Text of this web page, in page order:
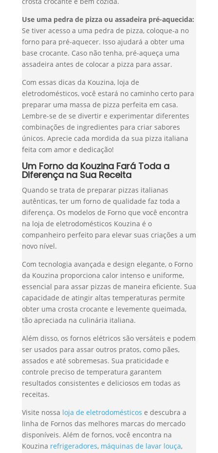
Use uma pedra de pizza ou assadeira pré-aquecida:
Se tiver acesso a uma pedra de pizza, coloque-a no
forno para pré-aquecer. Isso ajudará a obter uma
base crocante. Caso não tenha, pré-aqueça uma
assadeira antes de colocar a pizza para assar.
Com essas dicas da Kouzina, loja de
eletrodomésticos, você estará no caminho certo para
preparar uma massa de pizza perfeita em casa.
Lembre-se de se divertir e experimentar diferentes
combinações de ingredientes para criar sabores
únicos. Aprecie cada mordida da sua pizza italiana
feita com amor e dedicação!
Um Forno da Kouzina Fará Toda a
Diferença na Sua Receita
Quando se trata de preparar pizzas italianas
autênticas, ter um forno de qualidade faz toda a
diferença. Os modelos de Forno que você encontra
na loja de eletrodomésticos Kouzina é o
companheiro perfeito para elevar suas criações a um
novo nível.
Com tecnologia avançada e design elegante, o Forno
da Kouzina proporciona calor intenso e uniforme,
essencial para assar pizzas de maneira eficiente. Sua
capacidade de atingir altas temperaturas permite
obter uma crosta crocante e levemente queimada,
tão apreciada na culinária italiana.
Além disso, os fornos elétricos são versáteis e podem
ser usados para assar outros pratos, como pães,
assados e até sobremesas. Sua praticidade e
controle preciso de temperatura garantem
resultados consistentes e deliciosos em todas as
receitas.
Visite nossa loja de eletrodomésticos e descubra a
linha de Fornos das melhores marcas do mercado
disponíveis. Além de fornos, você encontra na
Kouzina refrigeradores, máquinas de lavar louça,